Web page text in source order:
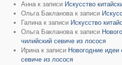
Анна к записи Искусство
Ольга Бакланова к записи
Галина к записи Искусство
Ольга Бакланова к записи
чилийский севиче из лосося
Ирина к записи Новогодние
севиче из лосося